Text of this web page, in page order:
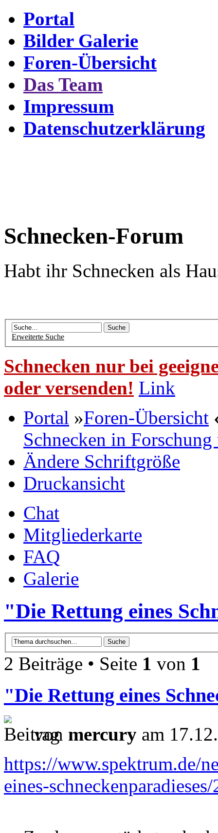
Portal
Bilder Galerie
Foren-Übersicht
Das Team
Impressum
Datenschutzerklärung
Schnecken-Forum
Habt ihr Schnecken als
Erweiterte Suche
Schnecken nur bei
oder versenden! Link
Portal »Foren-Übersicht
Schnecken in
Ändere Schriftgröße
Druckansicht
Chat
Mitgliederkarte
FAQ
Galerie
"Die Rettung eines
2 Beiträge • Seite 1 von 1
"Die Rettung eines
von mercury am
https://www.spektrum.de/
eines-